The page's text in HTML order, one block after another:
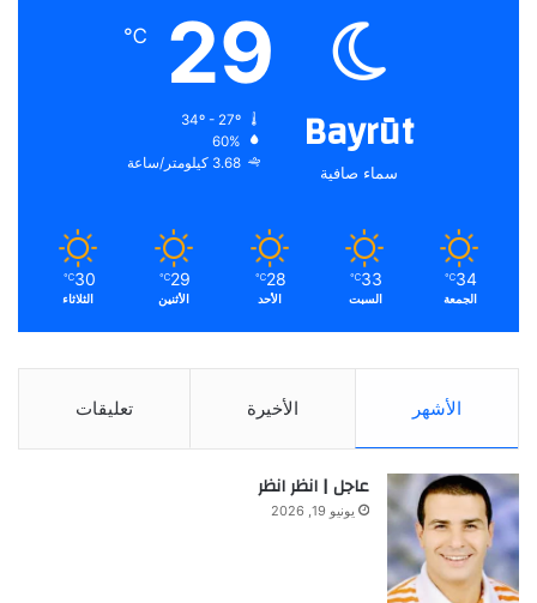
Bayrūt
سماء صافية
29
℃
60%
3.68 كيلومتر/ساعة
34
℃
الجمعة
33
℃
السبت
28
℃
الأحد
29
℃
الأثنين
30
℃
الثلاثاء
الأشهر الأخيرة تعليقات
عاجل | انظر انظر
يونيو 19, 2026